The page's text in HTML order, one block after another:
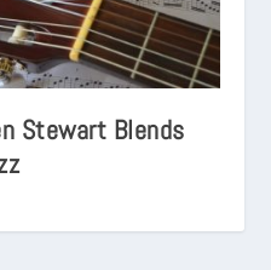
Stewart Blends